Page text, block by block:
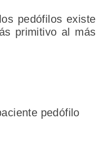
pedófilos existe
primitivo al más
pedófilo